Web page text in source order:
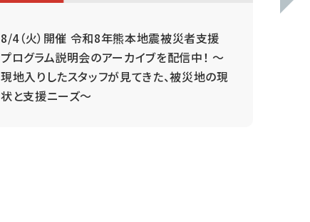
8/4（火）開催 令和8年熊本地震被災者支援
プログラム説明会のアーカイブを配信中！ ～
現地入りしたスタッフが見てきた、被災地の現
状と支援ニーズ～